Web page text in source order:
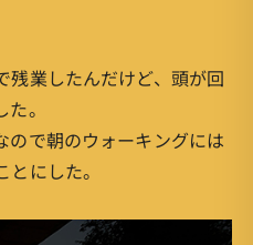
残業したんだけど、頭が回
。
ので朝のウォーキングには
にした。